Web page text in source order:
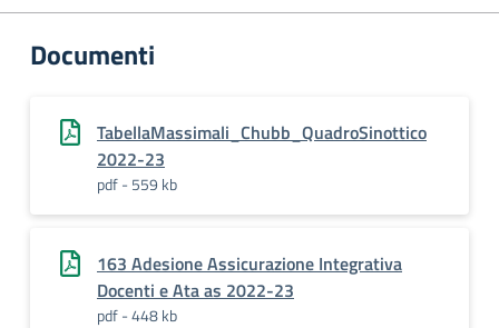
Documenti
TabellaMassimali_Chubb_QuadroSinottico
2022-23
pdf - 559 kb
163 Adesione Assicurazione Integrativa
Docenti e Ata as 2022-23
pdf - 448 kb